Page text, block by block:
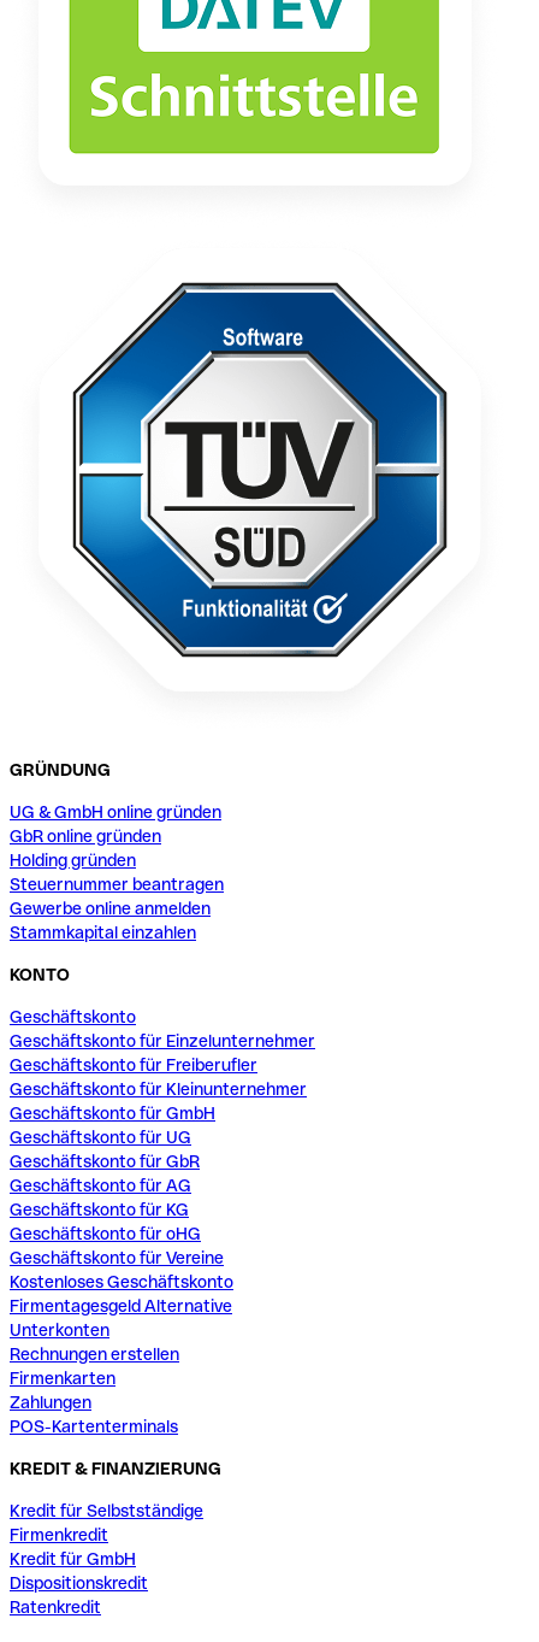
GRÜNDUNG
UG & GmbH online gründen
GbR online gründen
Holding gründen
Steuernummer beantragen
Gewerbe online anmelden
Stammkapital einzahlen
KONTO
Geschäftskonto
Geschäftskonto für Einzelunternehmer
Geschäftskonto für Freiberufler
Geschäftskonto für Kleinunternehmer
Geschäftskonto für GmbH
Geschäftskonto für UG
Geschäftskonto für GbR
Geschäftskonto für AG
Geschäftskonto für KG
Geschäftskonto für oHG
Geschäftskonto für Vereine
Kostenloses Geschäftskonto
Firmentagesgeld Alternative
Unterkonten
Rechnungen erstellen
Firmenkarten
Zahlungen
POS-Kartenterminals
KREDIT & FINANZIERUNG
Kredit für Selbstständige
Firmenkredit
Kredit für GmbH
Dispositionskredit
Ratenkredit